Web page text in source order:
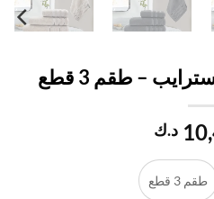
– طقم 3 قطع
د.ك